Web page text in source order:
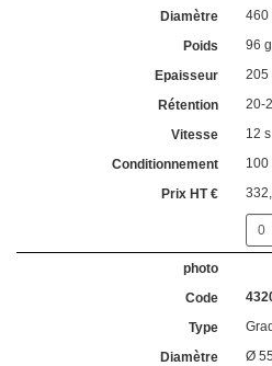
460
96
205
20-
12 s
100
Ø